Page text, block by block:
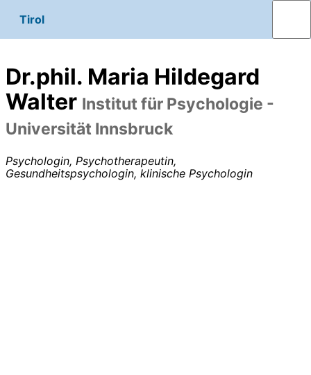
Tirol
Dr.phil. Maria Hildegard
Walter Institut für Psychologie -
Universität Innsbruck
Psychologin, Psychotherapeutin,
Gesundheitspsychologin, klinische Psychologin